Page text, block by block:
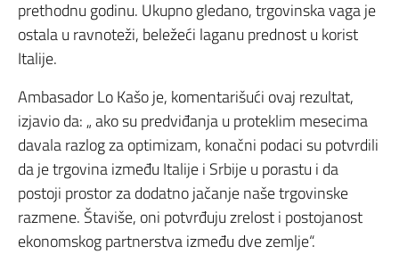
prethodnu godinu. Ukupno gledano, trgovinska vaga je
ostala u ravnoteži, beležeći laganu prednost u korist
Italije.
Ambasador Lo Kašo je, komentarišući ovaj rezultat,
izjavio da: „ ako su predviđanja u proteklim mesecima
davala razlog za optimizam, konačni podaci su potvrdili
da je trgovina između Italije i Srbije u porastu i da
postoji prostor za dodatno jačanje naše trgovinske
razmene. Štaviše, oni potvrđuju zrelost i postojanost
ekonomskog partnerstva između dve zemlje“.